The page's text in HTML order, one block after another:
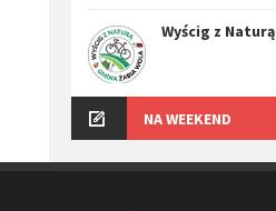
Wyścig z Naturą
NA WEEKEND